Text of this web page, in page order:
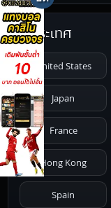
1996 1995
1991
1986 1985
1981 1980
1976 1975
1971 1970
ประเทศ
United States
Japan
France
Hong Kong
Spain